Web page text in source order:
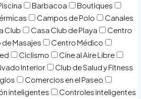
Barbacoa
Boutiques
Campos de Polo
Canales
Club Casa Club de Playa
Centro
Masajes
Centro Médico
Ciclismo
Cine al Aire Libre
Interior
Club de Salud y Fitness
Comercios en el Paseo
inteligentes
Controles inteligentes